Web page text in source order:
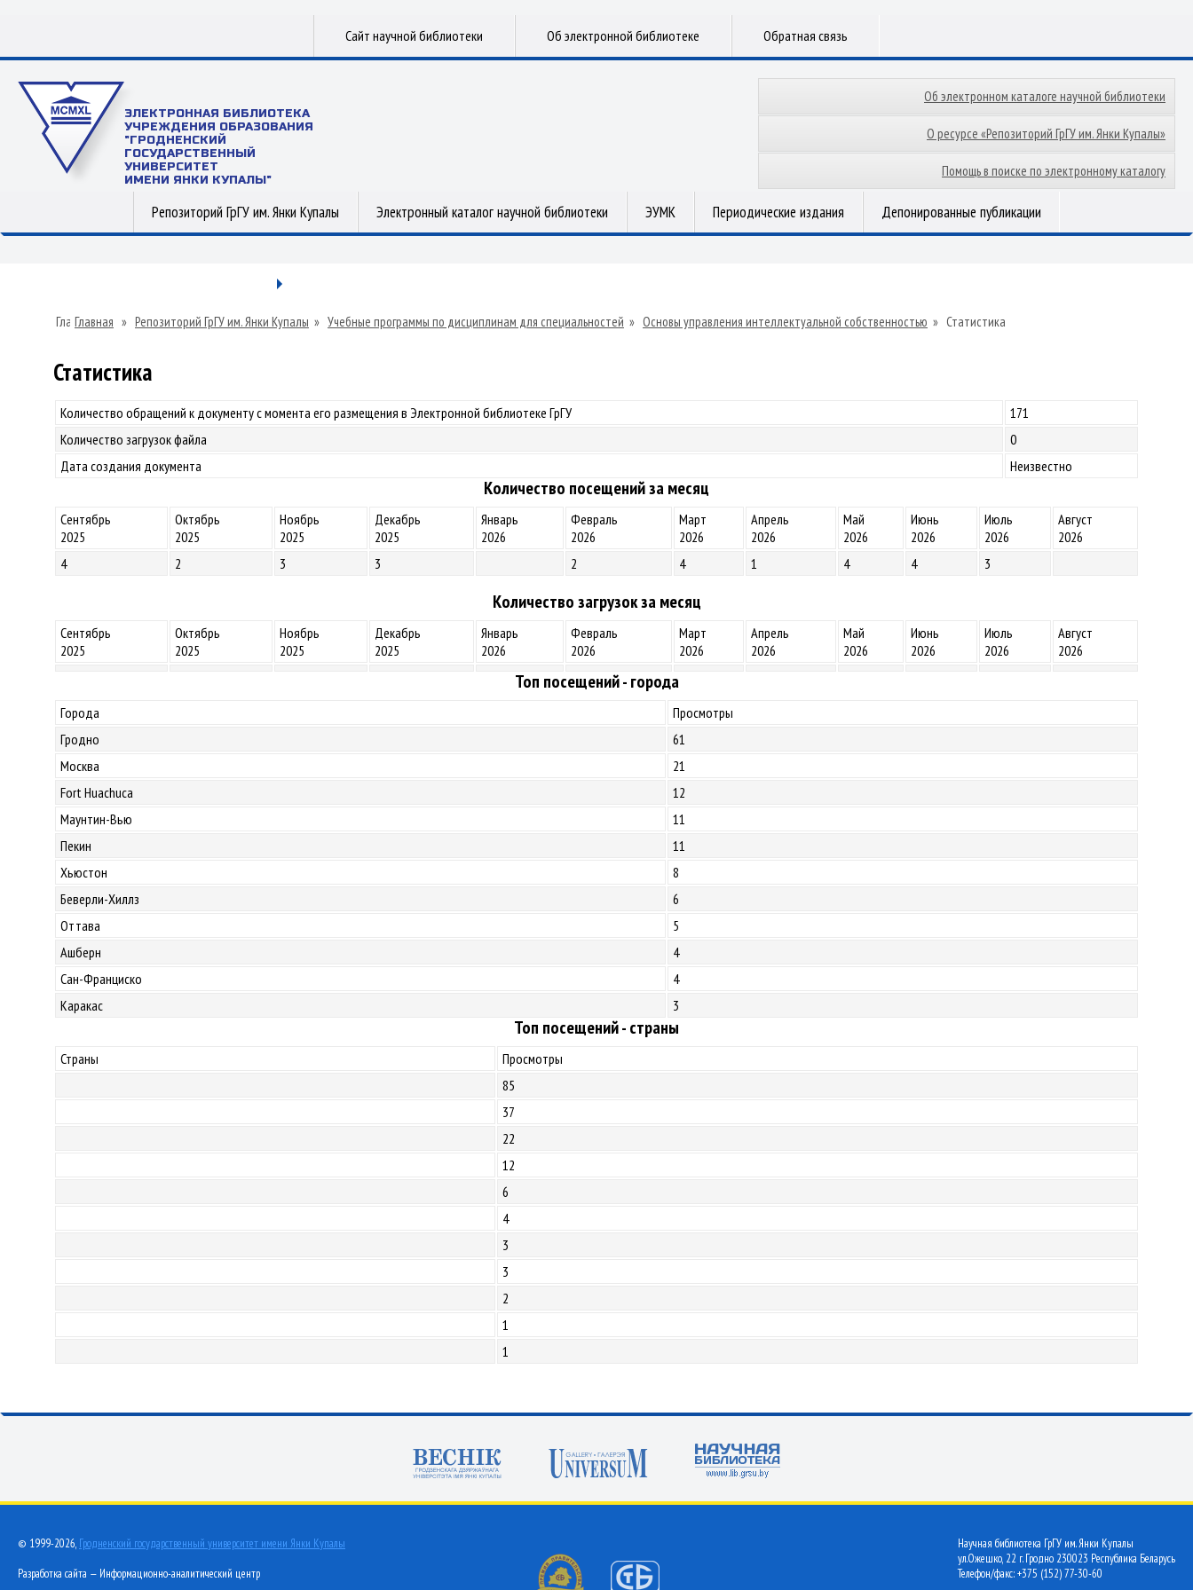
Сайт научной библиотеки Об электронной библиотеке Обратная связь
ЭЛЕКТРОННАЯ БИБЛИОТЕКА
УЧРЕЖДЕНИЯ ОБРАЗОВАНИЯ
"ГРОДНЕНСКИЙ
ГОСУДАРСТВЕННЫЙ
УНИВЕРСИТЕТ
ИМЕНИ ЯНКИ КУПАЛЫ"
Об электронном каталоге научной библиотеки
О ресурсе «Репозиторий ГрГУ им. Янки Купалы»
Помощь в поиске по электронному каталогу
Репозиторий ГрГУ им. Янки Купалы Электронный каталог научной библиотеки ЭУМК Периодические издания Депонированные публикации
Главная » Репозиторий ГрГУ им. Янки Купалы » Учебные программы по дисциплинам для специальностей » Основы управления интеллектуальной собственностью » Статистика
Статистика
Количество обращений к документу с момента его размещения в Электронной библиотеке ГрГУ
171
Количество загрузок файла
0
Дата создания документа
Неизвестно
Количество посещений за месяц
Сентябрь
2025
Октябрь
2025
Ноябрь
2025
Декабрь
2025
Январь
2026
Февраль
2026
Март
2026
Апрель
2026
Май
2026
Июнь
2026
Июль
2026
Август
2026
4
2 3 3 2 4 1 4 4 3
Количество загрузок за месяц
Сентябрь
2025
Октябрь
2025
Ноябрь
2025
Декабрь
2025
Январь
2026
Февраль
2026
Март
2026
Апрель
2026
Май
2026
Июнь
2026
Июль
2026
Август
2026
Топ посещений - города
Города
Просмотры
Гродно
61
Москва
21
Fort Huachuca
12
Маунтин-Вью
11
Пекин
11
Хьюстон
8
Беверли-Хиллз
6
Оттава
5
Ашберн
4
Сан-Франциско
4
Каракас
3
Топ посещений - страны
Страны
Просмотры
85
37
22
12
6
4
3
3
2
1
1
© 1999-2026, Гродненский государственный университет имени Янки Купалы
Разработка сайта — Информационно-аналитический центр
Научная библиотека ГрГУ им. Янки Купалы
ул.Ожешко, 22 г. Гродно 230023 Республика Беларусь
Телефон/факс: +375 (152) 77-30-60